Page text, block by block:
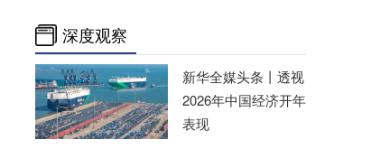
深度观察
新华全媒头条丨 透视
2026年中国经济开年
表现